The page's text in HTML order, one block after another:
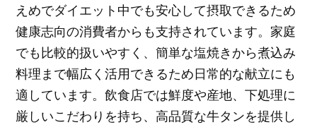
えめでダイエット中でも安心して摂取できるため
健康志向の消費者からも支持されています。家庭
でも比較的扱いやすく、簡単な塩焼きから煮込み
料理まで幅広く活用できるため日常的な献立にも
適しています。飲食店では鮮度や産地、下処理に
厳しいこだわりを持ち、高品質な牛タンを提供し